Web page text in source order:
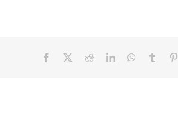
Facebook RedditLinkedInWhatsApp